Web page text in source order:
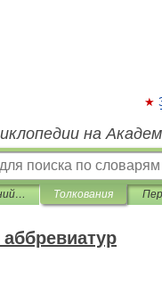
на
Словарь сокращений и аббревиатур Толкования